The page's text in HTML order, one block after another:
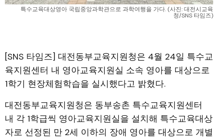
특수교육대상영아 국립중앙과학관으로 과학여행을 가다. (사진: 대전시교육
청/SNS 타임즈)
[SNS 타임즈] 대전동부교육지원청은 4월 24일 특수교
육지원센터 내 영아교육지원실 소속 영아를 대상으로
1학기 현장체험학습을 실시했다고 밝혔다.
대전동부교육지원청은 동부송촌 특수교육지원센터
내 각 1학급씩 영아교육지원실을 설치해 특수교육대상
자로 선정된 만 2세 이하의 장애 영아를 대상으로 개별